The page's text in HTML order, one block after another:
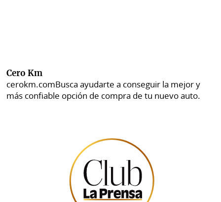
Cero Km
cerokm.comBusca ayudarte a conseguir la mejor y
más confiable opción de compra de tu nuevo auto.